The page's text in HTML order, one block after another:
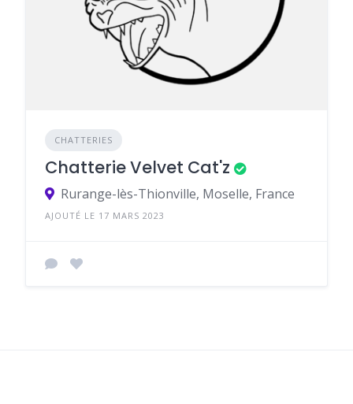
CHATTERIES
Chatterie Velvet Cat'z
Rurange-lès-Thionville, Moselle, France
AJOUTÉ LE 17 MARS 2023